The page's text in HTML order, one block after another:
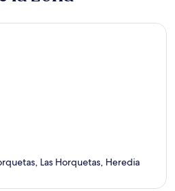
Las Horquetas, Heredia